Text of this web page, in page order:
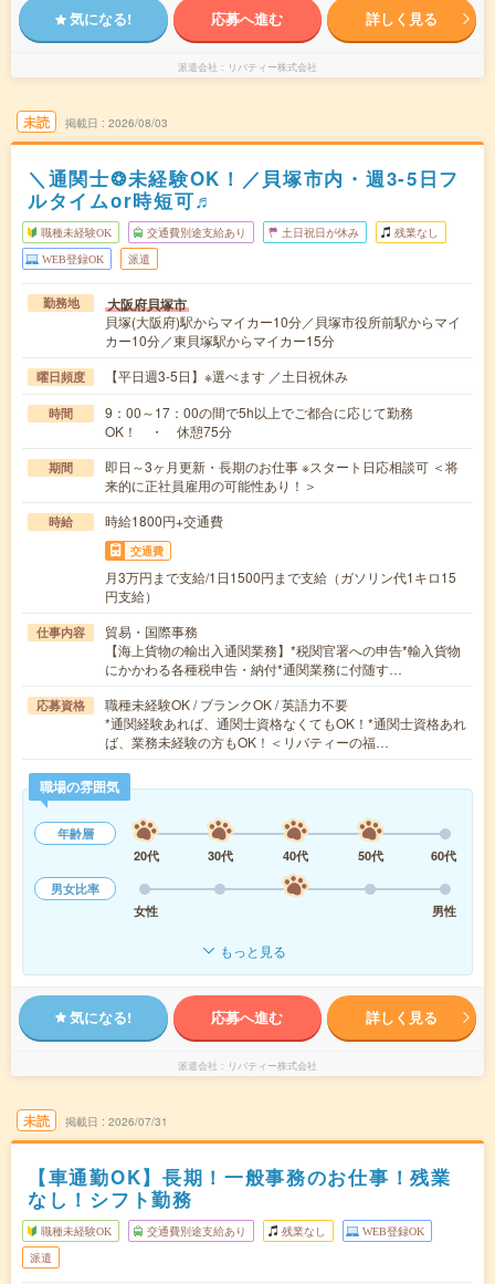
気になる! 応募へ進む 詳しく見る
派遣会社 リバティー株式会社
未読 掲載日 2026/08/03
＼通関士❂未経験OK！／貝塚市内・週3-5日フ
ルタイムor時短可♬
職種未経験OK 交通費別途支給あり 土日祝日が休み 残業なし
WEB登録OK 派遣
勤務地 大阪府貝塚市
貝塚(大阪府)駅からマイカー10分／貝塚市役所前駅からマイ
カー10分／東貝塚駅からマイカー15分
曜日頻度 【平日週3-5日】※選べます ／土日祝休み
時間
9：00～17：00の間で5h以上でご都合に応じて勤務
OK！ ・ 休憩75分
期間
即日～3ヶ月更新・長期のお仕事 ※スタート日応相談可 ＜将
来的に正社員雇用の可能性あり！＞
時給 時給1800円+交通費
交通費
月3万円まで支給/1日1500円まで支給（ガソリン代1キロ15
円支給）
仕事内容
貿易・国際事務
【海上貨物の輸出入通関業務】*税関官署への申告*輸入貨物
にかかわる各種税申告・納付*通関業務に付随す…
応募資格
職種未経験OK / ブランクOK / 英語力不要
*通関経験あれば、通関士資格なくてもOK！*通関士資格あれ
ば、業務未経験の方もOK！＜リバティーの福…
職場の雰囲気
年齢層
20代
30代 40代 50代
60代
男女比率
女性
男性
もっと見る
気になる! 応募へ進む 詳しく見る
派遣会社 リバティー株式会社
未読 掲載日 2026/07/31
【車通勤OK】長期！一般事務のお仕事！残業
なし！シフト勤務
職種未経験OK 交通費別途支給あり 残業なし WEB登録OK
派遣